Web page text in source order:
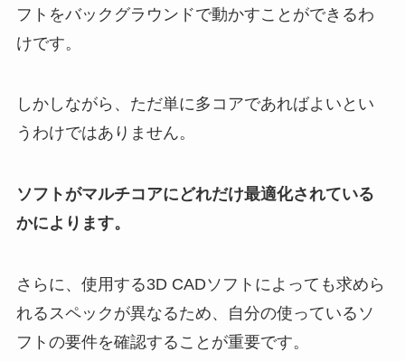
フトをバックグラウンドで動かすことができるわ
けです。
しかしながら、ただ単に多コアであればよいとい
うわけではありません。
ソフトがマルチコアにどれだけ最適化されている
かによります。
さらに、使用する3D CADソフトによっても求めら
れるスペックが異なるため、自分の使っているソ
フトの要件を確認することが重要です。